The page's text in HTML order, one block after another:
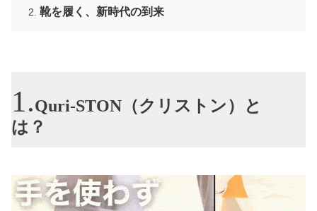
靴を履く、新時代の到来
Quri-STON（クリストン）と
は？